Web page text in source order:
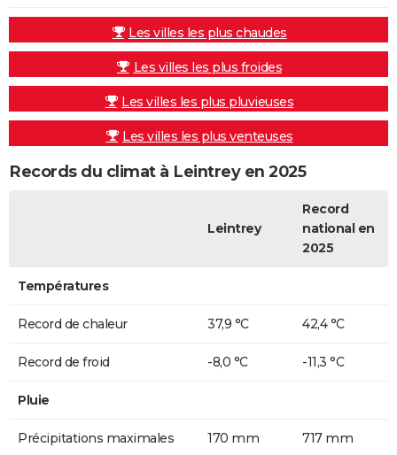
Les villes les plus chaudes
Les villes les plus froides
Les villes les plus pluvieuses
Les villes les plus venteuses
Records du climat à Leintrey en 2025
Leintrey
Record
national en
2025
Températures
Record de chaleur 37,9 °C 42,4 °C
Record de froid -8,0 °C -11,3 °C
Pluie
Précipitations maximales 170 mm 717 mm